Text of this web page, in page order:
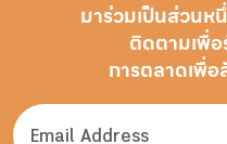
มาร่วมเป็นส่วนห
ติดตามเพื่
การตลาดเพื่